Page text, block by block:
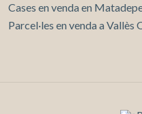
Cases en venda en
Parcel·les en venda a Vallès